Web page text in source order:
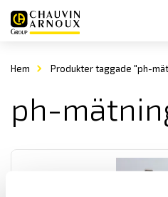
Hem Produkter taggade "ph-
ph-